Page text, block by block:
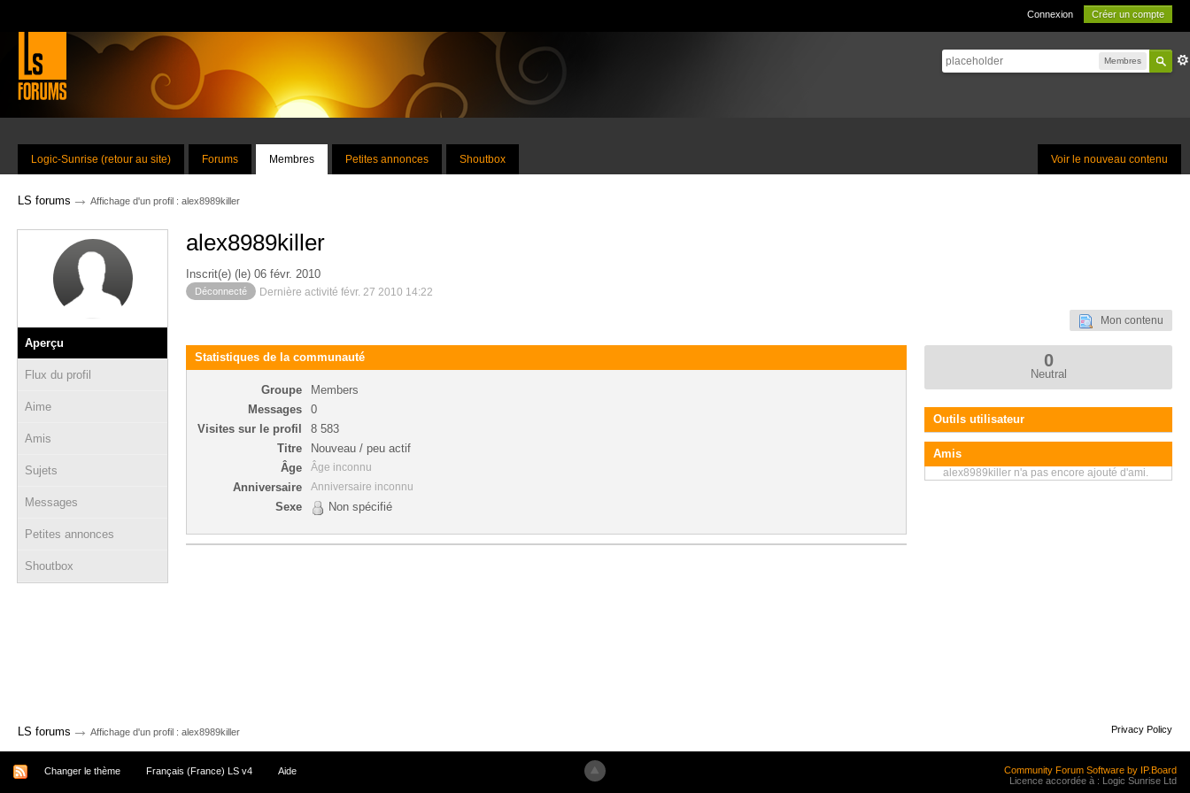
Connexion Créer un compte
Membres
Voir le nouveau contenu
Logic-Sunrise (retour au site) Forums Membres Petites annonces Shoutbox
LS forums → Affichage d'un profil : alex8989killer
Aperçu
Flux du profil
Aime
Amis
Sujets
Messages
Petites annonces
Shoutbox
alex8989killer
Inscrit(e) (le) 06 févr. 2010
Déconnecté Dernière activité févr. 27 2010 14:22
Mon contenu
Statistiques de la communauté
Groupe
Members
Messages
0
Visites sur le profil
8 583
Titre
Nouveau / peu actif
Âge
Âge inconnu
Anniversaire Anniversaire inconnu
Sexe Non spécifié
0
Neutral
Outils utilisateur
Amis
alex8989killer n'a pas encore ajouté d'ami.
LS forums → Affichage d'un profil : alex8989killer Privacy Policy
Changer le thème Français (France) LS v4 Aide
Community Forum Software by IP.Board
Licence accordée à : Logic Sunrise Ltd